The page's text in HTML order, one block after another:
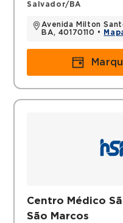
Salvador/BA
Avenida Milton
BA, 40170110 •
Centro Médico
São Marcos